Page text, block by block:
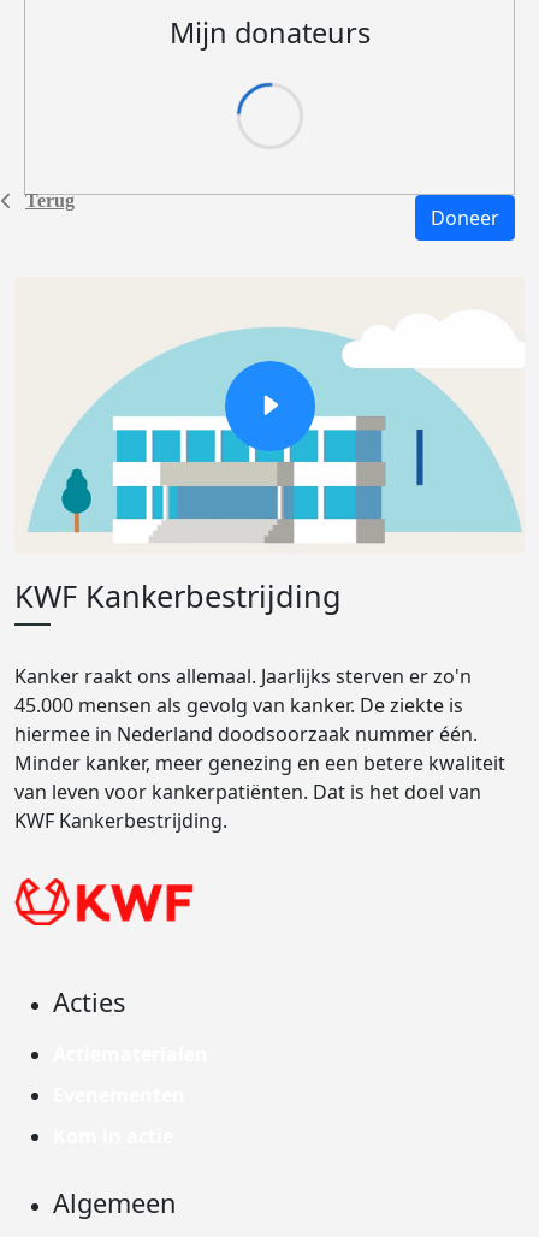
Terug
Mijn donateurs
Doneer
KWF Kankerbestrijding
Kanker raakt ons allemaal. Jaarlijks sterven er zo'n
45.000 mensen als gevolg van kanker. De ziekte is
hiermee in Nederland doodsoorzaak nummer één.
Minder kanker, meer genezing en een betere kwaliteit
van leven voor kankerpatiënten. Dat is het doel van
KWF Kankerbestrijding.
Acties
Algemeen